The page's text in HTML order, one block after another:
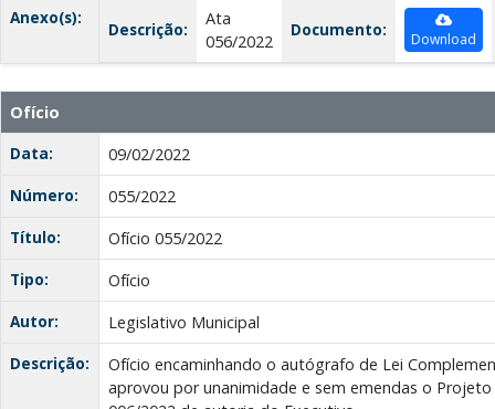
Anexo(s):
Descrição:
Ata
056/2022
Documento: Download
Ofício
Data:
09/02/2022
Número:
055/2022
Título:
Ofício 055/2022
Tipo:
Ofício
Autor:
Legislativo Municipal
Descrição:
Ofício encaminhando o autógrafo de Lei
aprovou por unanimidade e sem emendas o